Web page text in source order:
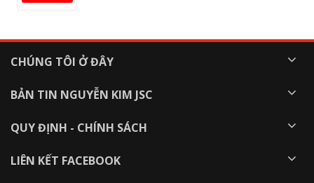
CHÚNG TÔI Ở ĐÂY
BẢN TIN NGUYỄN KIM JSC
QUY ĐỊNH - CHÍNH SÁCH
LIÊN KẾT FACEBOOK